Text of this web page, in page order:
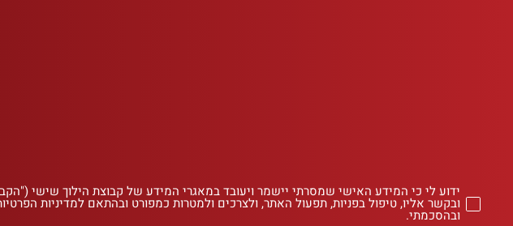
ידוע לי כי המידע האישי שמסרתי יישמר ויעובד במאגרי המידע של קבוצת הילוך שישי
ובקשר אליו, טיפול בפניות, תפעול האתר, ולצרכים ולמטרות כמפורט ובהתאם למדיניות
ובהסכמתי.